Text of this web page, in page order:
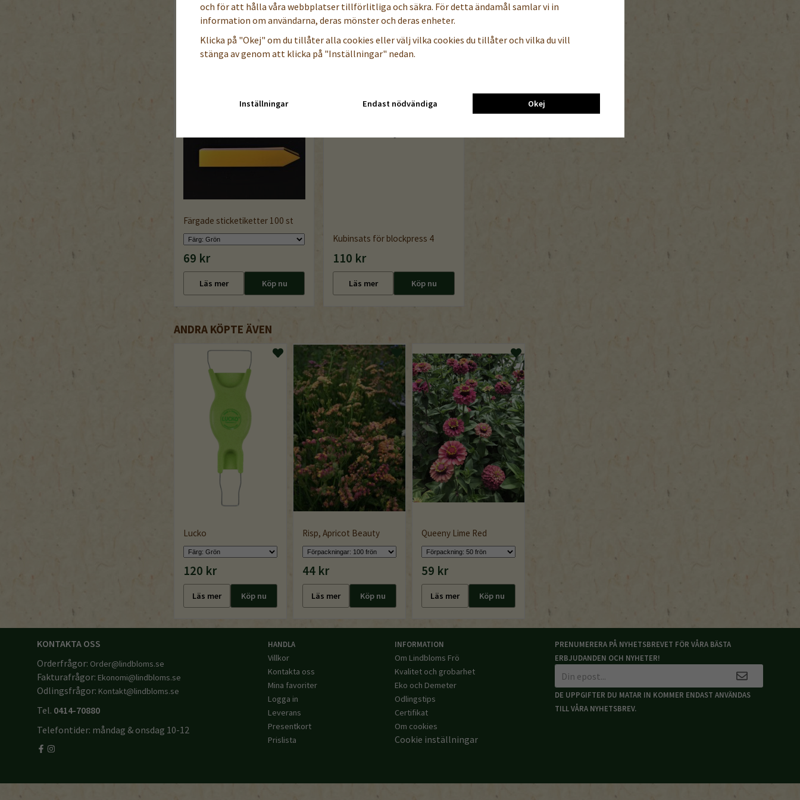
Färgade sticketiketter 100 st
69 kr
Läs mer Köp nu
Kubinsats för blockpress 4
110 kr
Läs mer Köp nu
ANDRA KÖPTE ÄVEN
Lucko
120 kr
Läs mer Köp nu
Risp, Apricot Beauty
44 kr
Läs mer Köp nu
Queeny Lime Red
59 kr
Läs mer Köp nu
KONTAKTA OSS
Orderfrågor: Order@lindbloms.se
Fakturafrågor: Ekonomi@lindbloms.se
Odlingsfrågor: Kontakt@lindbloms.se
Tel. 0414-70880
Telefontider: måndag & onsdag 10-12
HANDLA
Villkor
Kontakta oss
Mina favoriter
Logga in
Leverans
Presentkort
Prislista
INFORMATION
Om Lindbloms Frö
Kvalitet och grobarhet
Eko och Demeter
Odlingstips
Certifikat
Om cookies
Cookie inställningar
PRENUMERERA PÅ NYHETSBREVET FÖR VÅRA BÄSTA
ERBJUDANDEN OCH NYHETER!
DE UPPGIFTER DU MATAR IN KOMMER ENDAST ANVÄNDAS
TILL VÅRA NYHETSBREV.
och för att hålla våra webbplatser tillförlitliga och säkra. För detta ändamål samlar vi in
information om användarna, deras mönster och deras enheter.
Klicka på "Okej" om du tillåter alla cookies eller välj vilka cookies du tillåter och vilka du vill
stänga av genom att klicka på "Inställningar" nedan.
Inställningar Endast nödvändiga Okej